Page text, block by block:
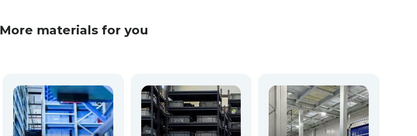
More materials for you